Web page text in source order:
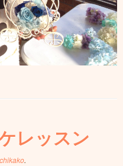
レッスン
chikako.